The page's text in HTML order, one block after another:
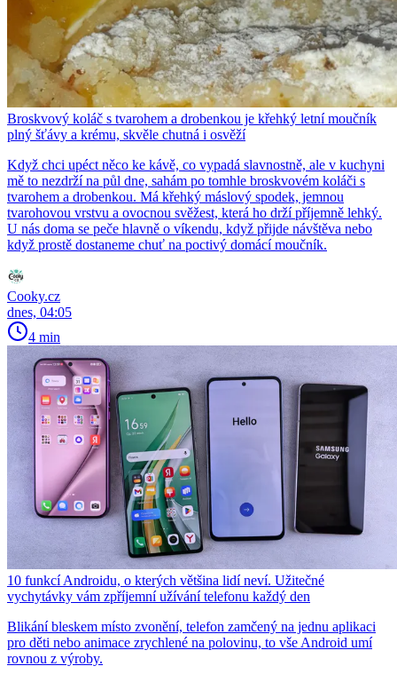
Broskvový koláč s tvarohem a drobenkou je křehký letní moučník
plný šťávy a krému, skvěle chutná i osvěží
Když chci upéct něco ke kávě, co vypadá slavnostně, ale v kuchyni
mě to nezdrží na půl dne, sahám po tomhle broskvovém koláči s
tvarohem a drobenkou. Má křehký máslový spodek, jemnou
tvarohovou vrstvu a ovocnou svěžest, která ho drží příjemně lehký.
U nás doma se peče hlavně o víkendu, když přijde návštěva nebo
když prostě dostaneme chuť na poctivý domácí moučník.
Cooky.cz
dnes, 04:05
4 min
10 funkcí Androidu, o kterých většina lidí neví. Užitečné
vychytávky vám zpříjemní užívání telefonu každý den
Blikání bleskem místo zvonění, telefon zamčený na jednu aplikaci
pro děti nebo animace zrychlené na polovinu, to vše Android umí
rovnou z výroby.